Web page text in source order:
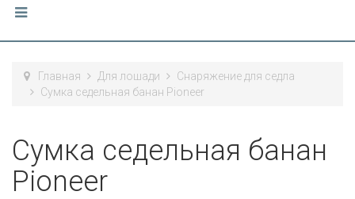
Главная Для лошади
Снаряжение для седла
Сумка седельная банан Pioneer
Сумка седельная банан
Pioneer